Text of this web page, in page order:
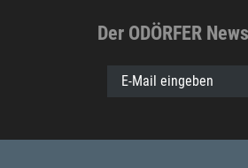
Der ODÖRFER
E-Mail eingeben